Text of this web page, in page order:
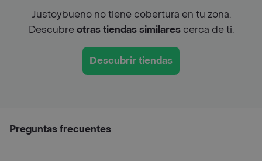
Justoybueno no tiene cobertura en tu zona.
Descubreotras tiendas similarescerca de ti.
Descubrir tiendas
Preguntas frecuentes